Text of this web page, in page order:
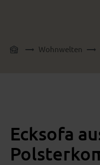
Wohnwelten
Ecksofa